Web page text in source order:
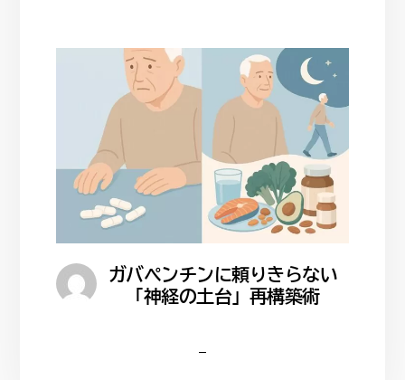
ガバペンチンに頼りきらない
「神経の土台」再構築術